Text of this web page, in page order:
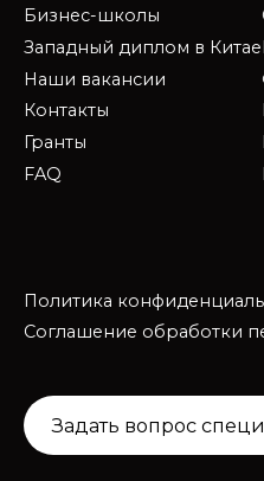
Бизнес-школы
Западный диплом в Китае
Наши вакансии
Контакты
Гранты
FAQ
Политика
Соглашение обработки
Задать вопрос